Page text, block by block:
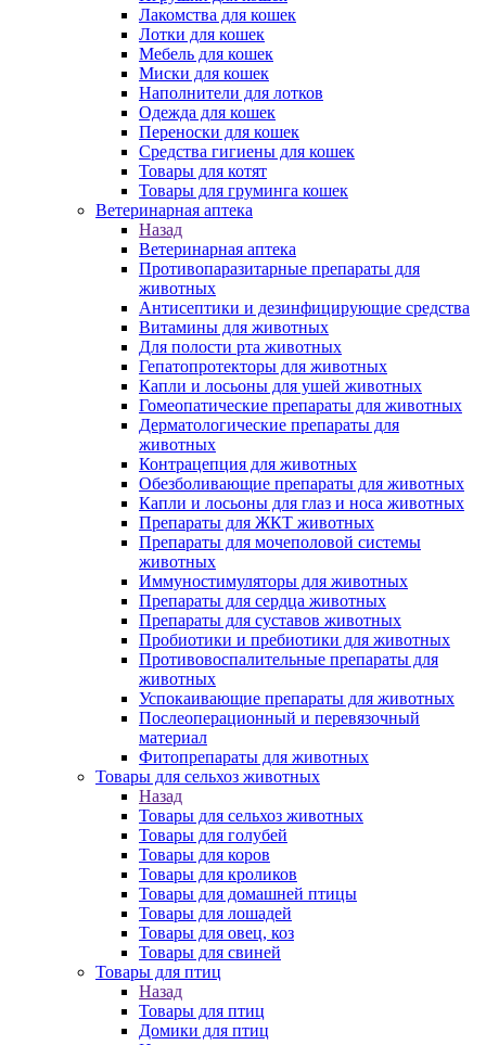
Лакомства для кошек
Лотки для кошек
Мебель для кошек
Миски для кошек
Наполнители для лотков
Одежда для кошек
Переноски для кошек
Средства гигиены для кошек
Товары для котят
Товары для груминга кошек
Ветеринарная аптека
Назад
Ветеринарная аптека
Противопаразитарные препараты для
животных
Антисептики и дезинфицирующие средства
Витамины для животных
Для полости рта животных
Гепатопротекторы для животных
Капли и лосьоны для ушей животных
Гомеопатические препараты для животных
Дерматологические препараты для
животных
Контрацепция для животных
Обезболивающие препараты для животных
Капли и лосьоны для глаз и носа животных
Препараты для ЖКТ животных
Препараты для мочеполовой системы
животных
Иммуностимуляторы для животных
Препараты для сердца животных
Препараты для суставов животных
Пробиотики и пребиотики для животных
Противовоспалительные препараты для
животных
Успокаивающие препараты для животных
Послеоперационный и перевязочный
материал
Фитопрепараты для животных
Товары для сельхоз животных
Назад
Товары для сельхоз животных
Товары для голубей
Товары для коров
Товары для кроликов
Товары для домашней птицы
Товары для лошадей
Товары для овец, коз
Товары для свиней
Товары для птиц
Назад
Товары для птиц
Домики для птиц